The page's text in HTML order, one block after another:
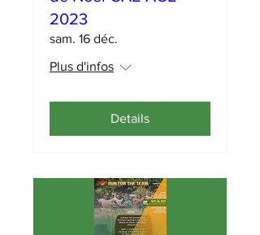
2023
sam. 16 déc.
Plus d'infos
Details